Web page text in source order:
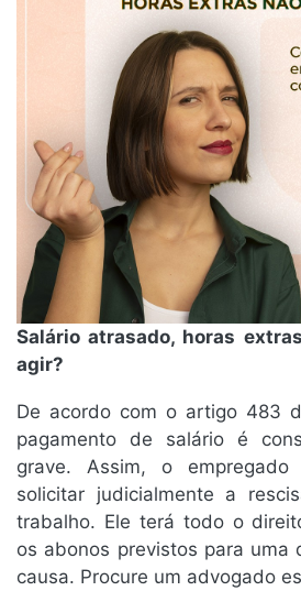
Salário atrasado, horas
agir?
De acordo com o artigo 483
pagamento de salário é
grave. Assim, o
solicitar judicialmente a
trabalho. Ele terá todo o
os abonos previstos para uma
causa. Procure um advogado